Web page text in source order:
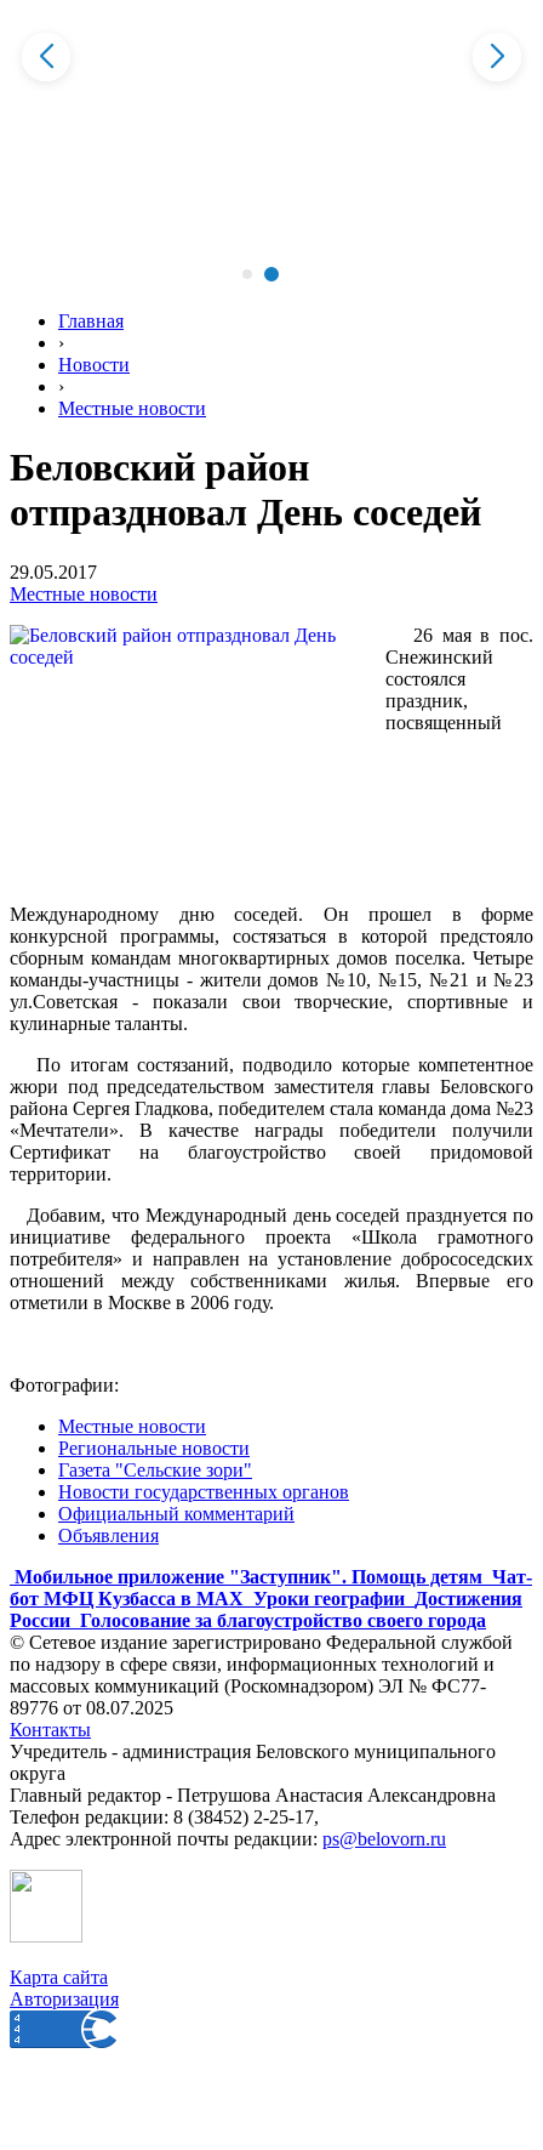
Главная
›
Новости
›
Местные новости
Беловский район
отпраздновал День соседей
29.05.2017
Местные новости
26 мая в пос.
Снежинский
состоялся
праздник,
посвященный
Международному дню соседей. Он прошел в форме
конкурсной программы, состязаться в которой предстояло
сборным командам многоквартирных домов поселка. Четыре
команды-участницы - жители домов №10, №15, №21 и №23
ул.Советская - показали свои творческие, спортивные и
кулинарные таланты.
По итогам состязаний, подводило которые компетентное
жюри под председательством заместителя главы Беловского
района Сергея Гладкова, победителем стала команда дома №23
«Мечтатели». В качестве награды победители получили
Сертификат на благоустройство своей придомовой
территории.
Добавим, что Международный день соседей празднуется по
инициативе федерального проекта «Школа грамотного
потребителя» и направлен на установление добрососедских
отношений между собственниками жилья. Впервые его
отметили в Москве в 2006 году.
Фотографии:
Местные новости
Региональные новости
Газета "Сельские зори"
Новости государственных органов
Официальный комментарий
Объявления
Мобильное приложение "Заступник". Помощь детям Чат-
бот МФЦ Кузбасса в MAX Уроки географии Достижения
России Голосование за благоустройство своего города
© Сетевое издание зарегистрировано Федеральной службой
по надзору в сфере связи, информационных технологий и
массовых коммуникаций (Роскомнадзором) ЭЛ № ФС77-
89776 от 08.07.2025
Контакты
Учредитель - администрация Беловского муниципального
округа
Главный редактор - Петрушова Анастасия Александровна
Телефон редакции: 8 (38452) 2-25-17,
Адрес электронной почты редакции: ps@belovorn.ru
Карта сайта
Авторизация